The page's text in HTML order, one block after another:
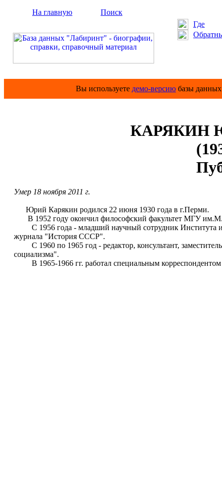
На главную
Поиск
Где
Вы используете демо-версию базы
КАРЯКИН
Умер 18 ноября 2011 г.
Юрий Карякин родился 22 июня 1930 года в г.Перми.
В 1952 году окончил философский факультет МГУ
С 1956 года - младший научный сотрудник Института
журнала "История СССР".
С 1960 по 1965 год - редактор, консультант,
социализма".
В 1965-1966 гг. работал специальным корреспондентом